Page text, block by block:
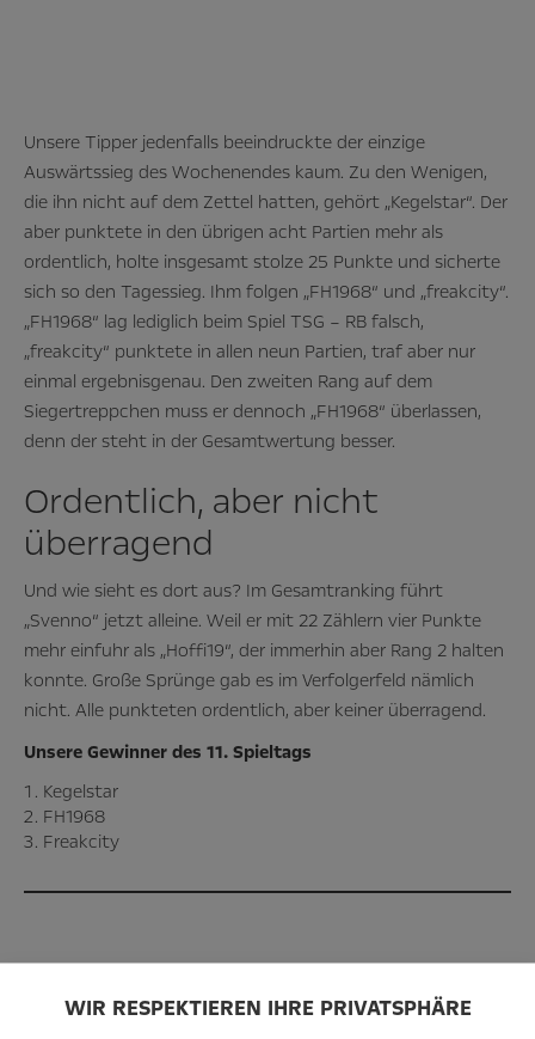
WIR RESPEKTIEREN IHRE PRIVATSPHÄRE
Unsere Tipper jedenfalls beeindruckte der einzige
Auswärtssieg des Wochenendes kaum. Zu den Wenigen,
die ihn nicht auf dem Zettel hatten, gehört „Kegelstar“. Der
aber punktete in den übrigen acht Partien mehr als
ordentlich, holte insgesamt stolze 25 Punkte und sicherte
sich so den Tagessieg. Ihm folgen „FH1968“ und „freakcity“.
„FH1968“ lag lediglich beim Spiel TSG – RB falsch,
„freakcity“ punktete in allen neun Partien, traf aber nur
einmal ergebnisgenau. Den zweiten Rang auf dem
Siegertreppchen muss er dennoch „FH1968“ überlassen,
denn der steht in der Gesamtwertung besser.
Ordentlich, aber nicht
überragend
Und wie sieht es dort aus? Im Gesamtranking führt
„Svenno“ jetzt alleine. Weil er mit 22 Zählern vier Punkte
mehr einfuhr als „Hoffi19“, der immerhin aber Rang 2 halten
konnte. Große Sprünge gab es im Verfolgerfeld nämlich
nicht. Alle punkteten ordentlich, aber keiner überragend.
Unsere Gewinner des 11. Spieltags
Kegelstar
FH1968
Freakcity